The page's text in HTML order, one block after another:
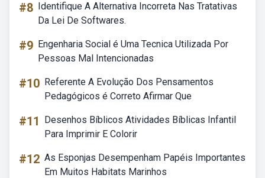
#8 Identifique A Alternativa Incorreta Nas Tratativas
Da Lei De Softwares.
#9 Engenharia Social é Uma Tecnica Utilizada Por
Pessoas Mal Intencionadas
#10 Referente A Evolução Dos Pensamentos
Pedagógicos é Correto Afirmar Que
#11
Desenhos Bíblicos Atividades Bíblicas Infantil
Para Imprimir E Colorir
#12 As Esponjas Desempenham Papéis Importantes
Em Muitos Habitats Marinhos